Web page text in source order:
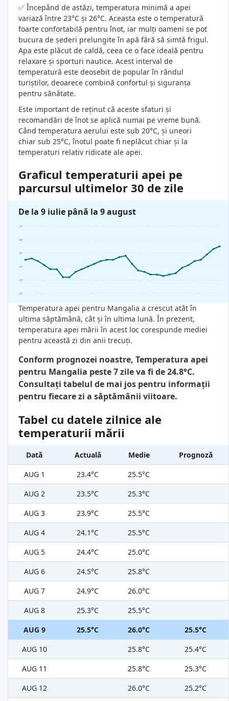
✅ Începând de astăzi, temperatura minimă a apei
variază între 23°C și 26°C. Aceasta este o temperatură
foarte confortabilă pentru înot, iar mulți oameni se pot
bucura de șederi prelungite în apă fără să simtă frigul.
Apa este plăcut de caldă, ceea ce o face ideală pentru
relaxare și sporturi nautice. Acest interval de
temperatură este deosebit de popular în rândul
turiștilor, deoarece combină confortul și siguranța
pentru sănătate.
Este important de reținut că aceste sfaturi și
recomandări de înot se aplică numai pe vreme bună.
Când temperatura aerului este sub 20°C, și uneori
chiar sub 25°C, înotul poate fi neplăcut chiar și la
temperaturi relativ ridicate ale apei.
Graficul temperaturii apei pe
parcursul ultimelor 30 de zile
De la 9 iulie până la 9 august
22°
23°
24°
25°
26°
27°
Temperatura apei pentru Mangalia a crescut atât în
ultima săptămână, cât și în ultima lună. În prezent,
temperatura apei mării în acest loc corespunde mediei
pentru această zi din anii trecuți.
Conform prognozei noastre, Temperatura apei
pentru Mangalia peste 7 zile va fi de 24.8°C.
Consultați tabelul de mai jos pentru informații
pentru fiecare zi a săptămânii viitoare.
Tabel cu datele zilnice ale
temperaturii mării
Dată Actuală Medie
Prognoză
AUG 1
23.4°C
25.5°C
AUG 2
23.5°C
25.3°C
AUG 3
23.9°C
25.5°C
AUG 4
24.1°C
25.5°C
AUG 5
24.4°C
25.0°C
AUG 6
24.5°C
25.8°C
AUG 7
24.9°C
26.0°C
AUG 8
25.3°C
25.5°C
AUG 9
25.5°C 26.0°C
25.5°C
AUG 10
25.8°C
25.4°C
AUG 11
25.8°C
25.3°C
AUG 12
26.0°C 25.2°C